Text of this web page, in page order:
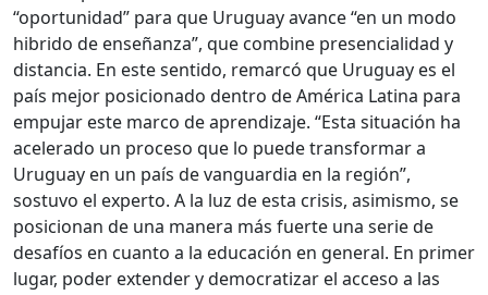
“oportunidad” para que Uruguay avance “en un modo
hibrido de enseñanza”, que combine presencialidad y
distancia. En este sentido, remarcó que Uruguay es el
país mejor posicionado dentro de América Latina para
empujar este marco de aprendizaje. “Esta situación ha
acelerado un proceso que lo puede transformar a
Uruguay en un país de vanguardia en la región”,
sostuvo el experto. A la luz de esta crisis, asimismo, se
posicionan de una manera más fuerte una serie de
desafíos en cuanto a la educación en general. En primer
lugar, poder extender y democratizar el acceso a las